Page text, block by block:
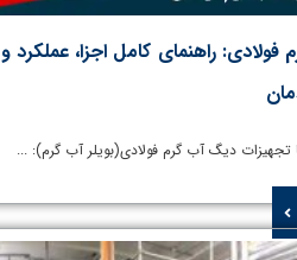
راهنمای کامل اجزا، عملکرد و